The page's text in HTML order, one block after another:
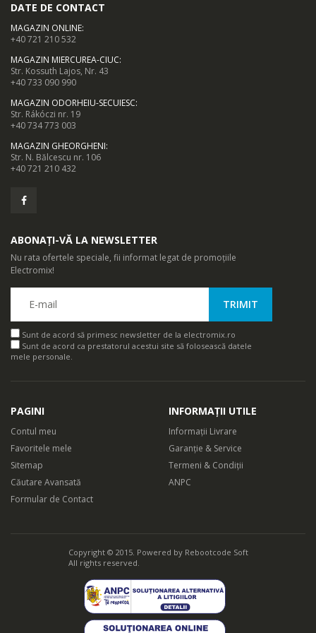
cazul intreruperii accidentale a flacarii la plita in timpul
functionarii.
Timer
Seteaza timpul predefinit de gatire si oprirea cuptorului la
incheierea programului.
DATE DE CONTACT
MAGAZIN ONLINE:
+40 721 210 532
MAGAZIN MIERCUREA-CIUC:
Str. Kossuth Lajos, Nr. 43
+40 733 090 990
MAGAZIN ODORHEIU-SECUIESC:
Str. Rákóczi nr. 19
+40 734 773 003
MAGAZIN GHEORGHENI:
Str. N. Bălcescu nr. 106
+40 721 210 432
ABONAȚI-VĂ LA NEWSLETTER
Nu rata ofertele speciale, fii informat legat de promoțiile
Electromix!
Sunt de acord să primesc newsletter de la electromix.ro
Sunt de acord ca prestatorul acestui site să folosească datele
mele personale.
PAGINI
Contul meu
Favoritele mele
Sitemap
Căutare Avansată
Formular de Contact
INFORMAȚII UTILE
Informații Livrare
Garanție & Service
Termeni & Condiții
ANPC
Copyright © 2015. Powered by Rebootcode Soft
All rights reserved.